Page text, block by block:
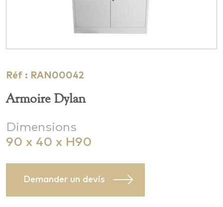
Réf : RAN00042
Armoire Dylan
Dimensions
90 x 40 x H90
Demander un devis